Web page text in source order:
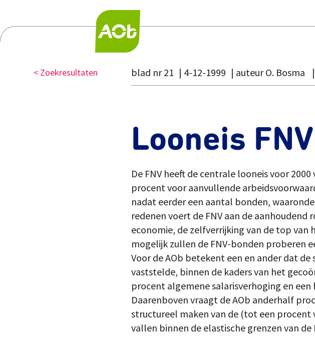
< Zoekresultaten blad nr 21 4-12-1999 auteur O. Bosma
Looneis
De FNV heeft de centrale looneis voor
procent voor aanvullende
nadat eerder een aantal bonden,
redenen voert de FNV aan de
economie, de zelfverrijking van de top
mogelijk zullen de FNV-bonden proberen
Voor de AOb betekent een en ander dat
vaststelde, binnen de kaders van het
procent algemene salarisverhoging en
Daarenboven vraagt de AOb anderhalf
structureel maken van de (tot een procent
vallen binnen de elastische grenzen van de